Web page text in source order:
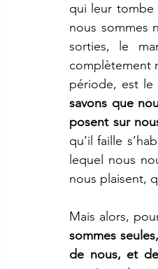
qui leur tombe
nous sommes
sorties, le
complètement
période, est
savons que
posent sur
qu’il faille
lequel nous
nous plaisent,
Mais alors,
sommes
de nous, et